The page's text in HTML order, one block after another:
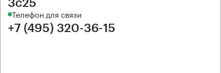
3с25
Телефон для связи
+7 (495) 320-36-15